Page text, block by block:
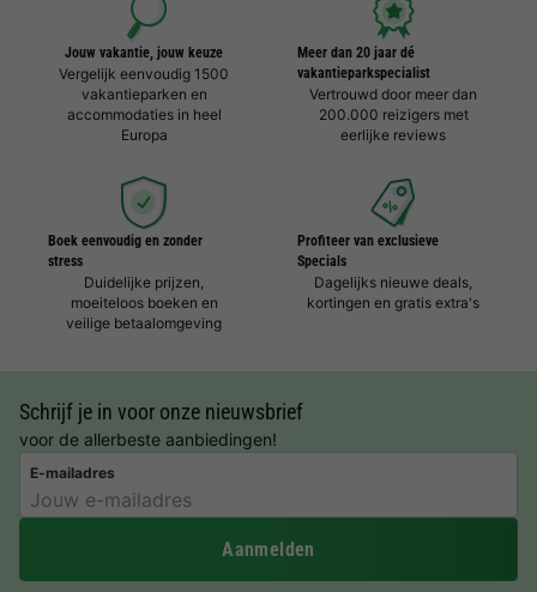
Jouw vakantie, jouw keuze
Vergelijk eenvoudig 1500
vakantieparken en
accommodaties in heel
Europa
Meer dan 20 jaar dé
vakantieparkspecialist
Vertrouwd door meer dan
200.000 reizigers met
eerlijke reviews
Boek eenvoudig en zonder
stress
Duidelijke prijzen,
moeiteloos boeken en
veilige betaalomgeving
Profiteer van exclusieve
Specials
Dagelijks nieuwe deals,
kortingen en gratis extra's
Schrijf je in voor onze nieuwsbrief
voor de allerbeste aanbiedingen!
E-mailadres
Aanmelden